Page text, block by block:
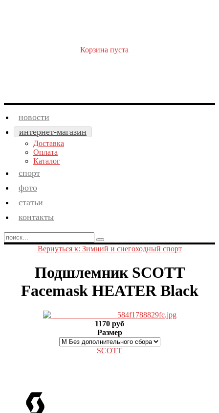
Корзина пуста
новости
интернет-магазин
Доставка
Оплата
Каталог
спорт
фото
статьи
контакты
Вернуться к: Зимний и снегоходный спорт
Подшлемник SCOTT
Facemask HEATER Black
1170 руб
Размер
SCOTT